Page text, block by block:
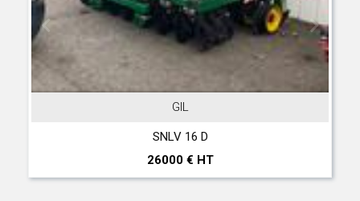
GIL
SNLV 16 D
26000 € HT